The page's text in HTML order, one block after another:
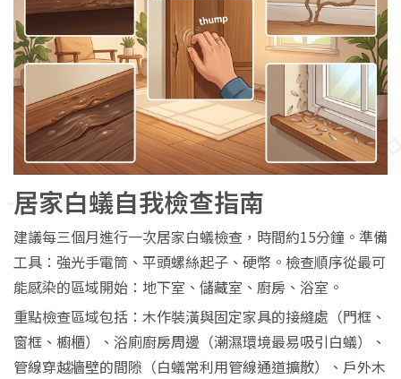
居家白蟻自我檢查指南
建議每三個月進行一次居家白蟻檢查，時間約15分鐘。準備
工具：強光手電筒、平頭螺絲起子、硬幣。檢查順序從最可
能感染的區域開始：地下室、儲藏室、廚房、浴室。
重點檢查區域包括：木作裝潢與固定家具的接縫處（門框、
窗框、櫥櫃）、浴廁廚房周邊（潮濕環境最易吸引白蟻）、
管線穿越牆壁的間隙（白蟻常利用管線通道擴散）、戶外木